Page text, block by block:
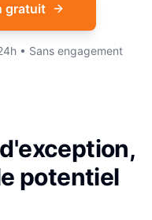
gratuit
• Sans engagement
potentiel